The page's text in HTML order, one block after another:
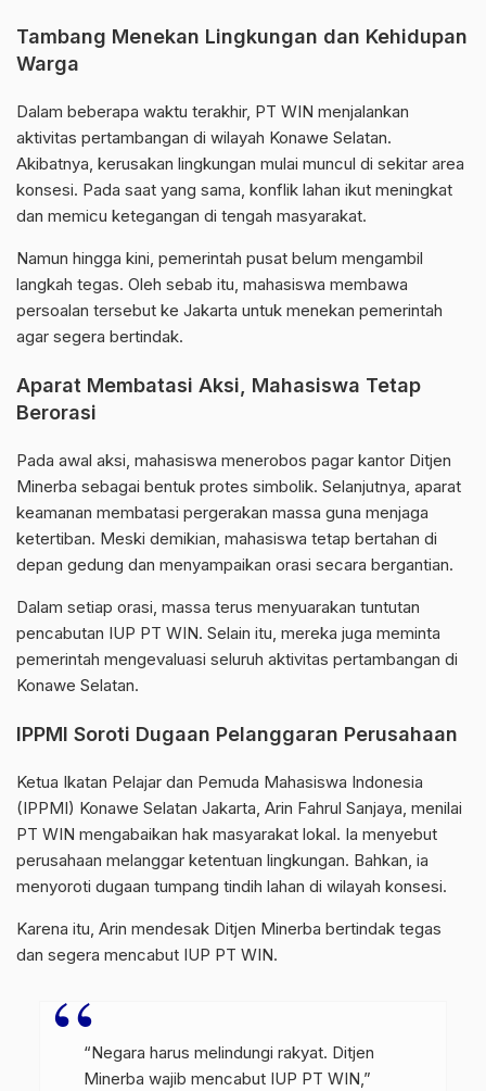
Tambang Menekan Lingkungan dan Kehidupan
Warga
Dalam beberapa waktu terakhir, PT WIN menjalankan
aktivitas pertambangan di wilayah Konawe Selatan.
Akibatnya, kerusakan lingkungan mulai muncul di sekitar area
konsesi. Pada saat yang sama, konflik lahan ikut meningkat
dan memicu ketegangan di tengah masyarakat.
Namun hingga kini, pemerintah pusat belum mengambil
langkah tegas. Oleh sebab itu, mahasiswa membawa
persoalan tersebut ke Jakarta untuk menekan pemerintah
agar segera bertindak.
Aparat Membatasi Aksi, Mahasiswa Tetap
Berorasi
Pada awal aksi, mahasiswa menerobos pagar kantor Ditjen
Minerba sebagai bentuk protes simbolik. Selanjutnya, aparat
keamanan membatasi pergerakan massa guna menjaga
ketertiban. Meski demikian, mahasiswa tetap bertahan di
depan gedung dan menyampaikan orasi secara bergantian.
Dalam setiap orasi, massa terus menyuarakan tuntutan
pencabutan IUP PT WIN. Selain itu, mereka juga meminta
pemerintah mengevaluasi seluruh aktivitas pertambangan di
Konawe Selatan.
IPPMI Soroti Dugaan Pelanggaran Perusahaan
Ketua Ikatan Pelajar dan Pemuda Mahasiswa Indonesia
(IPPMI) Konawe Selatan Jakarta, Arin Fahrul Sanjaya, menilai
PT WIN mengabaikan hak masyarakat lokal. Ia menyebut
perusahaan melanggar ketentuan lingkungan. Bahkan, ia
menyoroti dugaan tumpang tindih lahan di wilayah konsesi.
Karena itu, Arin mendesak Ditjen Minerba bertindak tegas
dan segera mencabut IUP PT WIN.
“Negara harus melindungi rakyat. Ditjen
Minerba wajib mencabut IUP PT WIN,”